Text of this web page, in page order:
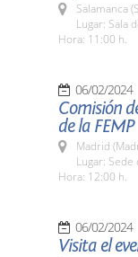
Salamanca
Lugar: Sala
Hora: 11:00 h.
06/02/2024
Comisión
de la FEMP
Madrid
Lugar: Sede
Hora: 12:00 h.
06/02/2024
Visita el